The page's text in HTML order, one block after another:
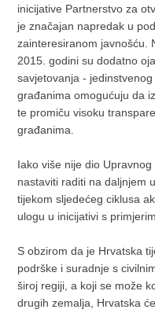
inicijative Partnerstvo za
je značajan napredak u
zainteresiranom javnošću.
2015. godini su dodatno
savjetovanja -
građanima omogućuju da
te promiču visoku
građanima.
Iako više nije dio
nastaviti raditi na daljnjem
tijekom sljedećeg ciklusa
ulogu u inicijativi s
S obzirom da je Hrvatska
podrške i suradnje s
široj regiji, a koji se može
drugih zemalja, Hrvatska